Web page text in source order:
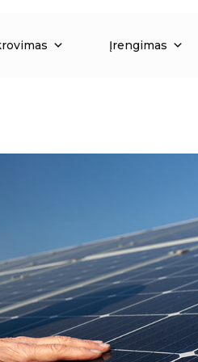
Įrengimas